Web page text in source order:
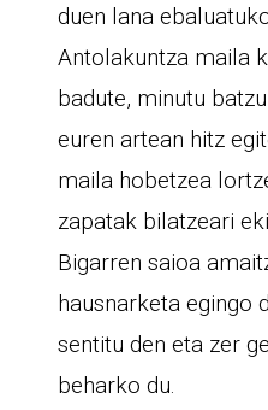
duen lana
Antolakuntza maila
badute, minutu
euren artean hitz
maila hobetzea
zapatak bilatzeari
Bigarren saioa
hausnarketa egingo
sentitu den eta zer
beharko du.